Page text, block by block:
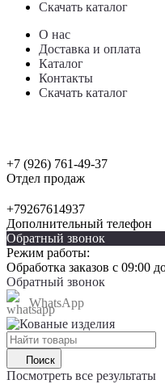
Скачать каталог
О нас
Доставка и оплата
Каталог
Контакты
Скачать каталог
+7 (926) 761-49-37
Отдел продаж
+79267614937
Дополнительный телефон
Обратный звонок
Режим работы:
Обработка заказов с 09:00
Обратный звонок
WhatsApp
Поиск
Посмотреть все результаты